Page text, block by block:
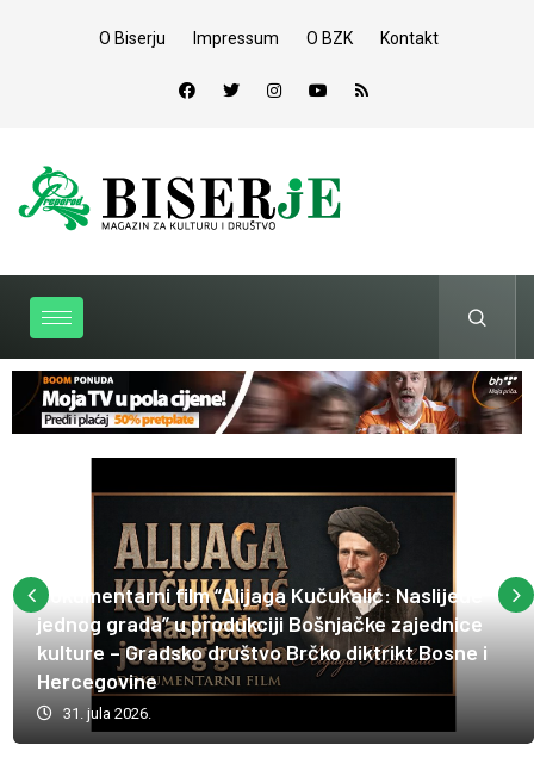
O Biserju Impressum O BZK Kontakt
Dokumentarni film “Alijaga Kučukalić: Naslijeđe
jednog grada” u produkciji Bošnjačke zajednice
kulture – Gradsko društvo Brčko diktrikt Bosne i
Hercegovine
31. jula 2026.